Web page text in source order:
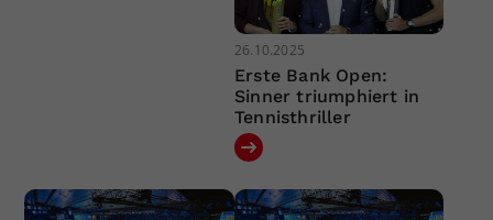
26.10.2025
Erste Bank Open:
Sinner triumphiert in
Tennisthriller